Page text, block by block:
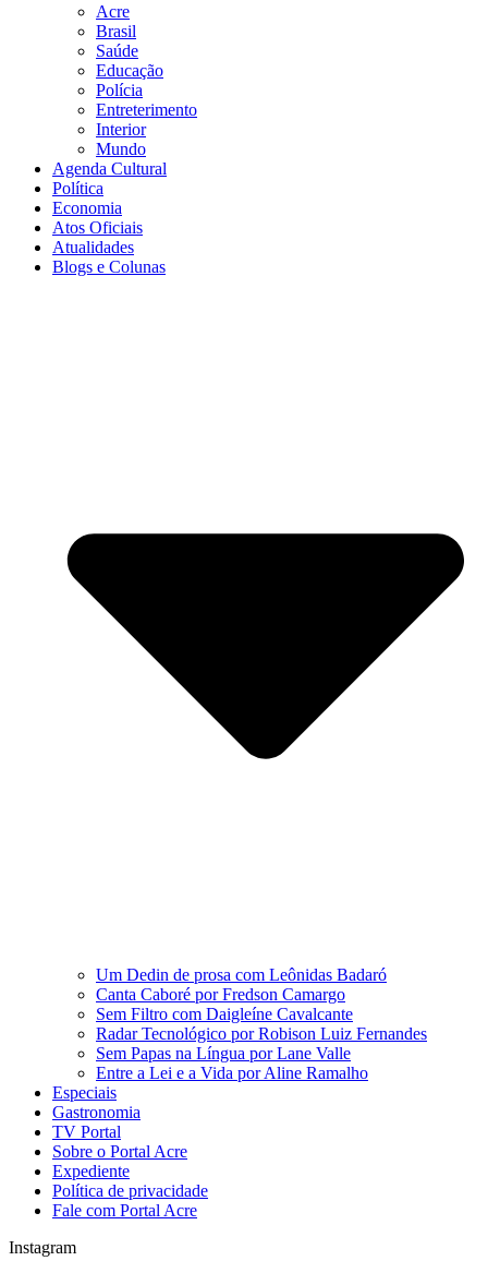
Acre
Brasil
Saúde
Educação
Polícia
Entreterimento
Interior
Mundo
Agenda Cultural
Política
Economia
Atos Oficiais
Atualidades
Blogs e Colunas
Um Dedin de prosa com Leônidas Badaró
Canta Caboré por Fredson Camargo
Sem Filtro com Daigleíne Cavalcante
Radar Tecnológico por Robison Luiz Fernandes
Sem Papas na Língua por Lane Valle
Entre a Lei e a Vida por Aline Ramalho
Especiais
Gastronomia
TV Portal
Sobre o Portal Acre
Expediente
Política de privacidade
Fale com Portal Acre
Instagram